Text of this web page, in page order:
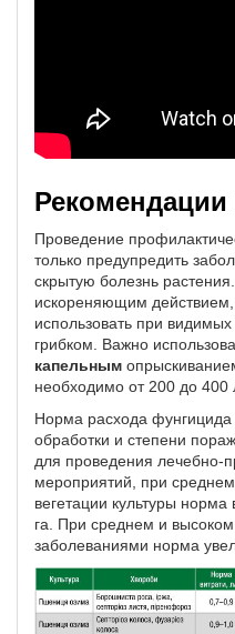
Проведение
только предупредить
скрытую болезнь
искореняющим
использовать при
грибком. Важно
капельным
необходимо от 200 до 400
Норма расхода
обработки и степени
для проведения лечебно-
мероприятий, при
вегетации культуры
га. При среднем и
заболеваниями норма